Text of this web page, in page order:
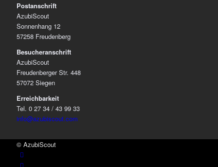
Postanschrift
AzubiScout
Sonnenhang 12
57258 Freudenberg
Besucheranschrift
AzubiScout
Freudenberger Str. 448
57072 Siegen
Erreichbarkeit
Tel. 0 27 34 / 43 99 33
info@azubiscout.com
© AzubiScout